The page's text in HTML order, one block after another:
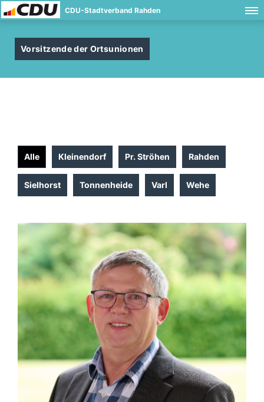
CDU-Stadtverband Rahden
Vorsitzende der Ortsunionen
Alle Kleinendorf Pr. Ströhen Rahden
Sielhorst Tonnenheide Varl Wehe